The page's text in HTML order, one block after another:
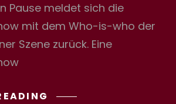
Pause meldet sich die
mit dem Who-is-who der
Szene zurück. Eine
QUEER